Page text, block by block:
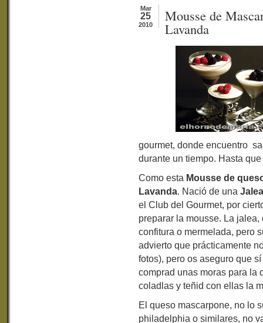
Mar
25
2010
Mousse de
Lavanda
gourmet, donde encuentro
durante un tiempo. Hasta
Como esta Mousse de
Lavanda. Nació de una
el Club del Gourmet, por
preparar la mousse. La
confitura o mermelada, pero
advierto que prácticamente
fotos), pero os aseguro que
comprad unas moras para la
coladlas y teñid con ellas la
El queso mascarpone, no lo
philadelphia o similares, no